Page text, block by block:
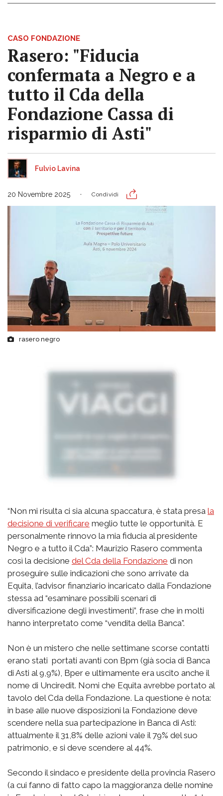
CASO FONDAZIONE
Rasero: "Fiducia
confermata a Negro e a
tutto il Cda della
Fondazione Cassa di
risparmio di Asti"
Fulvio Lavina
20 Novembre 2025 Condividi
rasero negro
“Non mi risulta ci sia alcuna spaccatura, è stata presa la
decisione di verificare meglio tutte le opportunità. E
personalmente rinnovo la mia fiducia al presidente
Negro e a tutto il Cda”: Maurizio Rasero commenta
così la decisione del Cda della Fondazione di non
proseguire sulle indicazioni che sono arrivate da
Equita, l’advisor finanziario incaricato dalla Fondazione
stessa ad “esaminare possibili scenari di
diversificazione degli investimenti”, frase che in molti
hanno interpretato come “vendita della Banca”.
Non è un mistero che nelle settimane scorse contatti
erano stati portati avanti con Bpm (già socia di Banca
di Asti al 9,9%), Bper e ultimamente era uscito anche il
nome di Unciredit. Nomi che Equita avrebbe portato al
tavolo del Cda della Fondazione. La questione è nota:
in base alle nuove disposizioni la Fondazione deve
scendere nella sua partecipazione in Banca di Asti:
attualmente il 31,8% delle azioni vale il 79% del suo
patrimonio, e si deve scendere al 44%.
Secondo il sindaco e presidente della provincia Rasero
(a cui fanno di fatto capo la maggioranza delle nomine